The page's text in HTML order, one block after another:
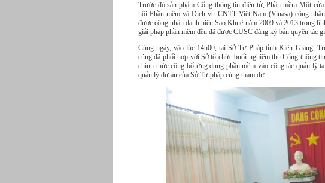
Trước đó sản phẩm Cổng thông tin điện tử, Phần mềm Một
hội Phần mềm và Dịch vụ CNTT Việt Nam (Vinasa) công
được công nhận danh hiệu Sao Khuê năm 2009 và 2013 trong
giải pháp phần mềm đều đã được CUSC đăng ký bản quyền tác
Cùng ngày, vào lúc 14h00, tại Sở Tư Pháp tỉnh Kiên Giang,
cũng đã phối hợp với Sở tổ chức buổi nghiệm thu Cổng thông
chính thức công bố ứng dụng phần mềm vào công tác quản lý
quản lý dự án của Sở Tư pháp cùng tham dự.